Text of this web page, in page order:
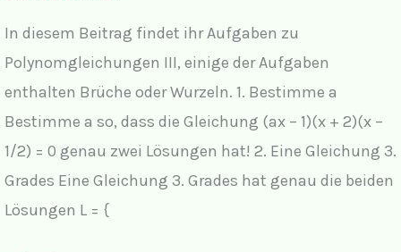
In diesem Beitrag findet ihr Aufgaben zu
Polynomgleichungen III, einige der Aufgaben
enthalten Brüche oder Wurzeln. 1. Bestimme a
Bestimme a so, dass die Gleichung (ax – 1)(x + 2)(x –
1/2) = 0 genau zwei Lösungen hat! 2. Eine Gleichung 3.
Grades Eine Gleichung 3. Grades hat genau die beiden
Lösungen L = {